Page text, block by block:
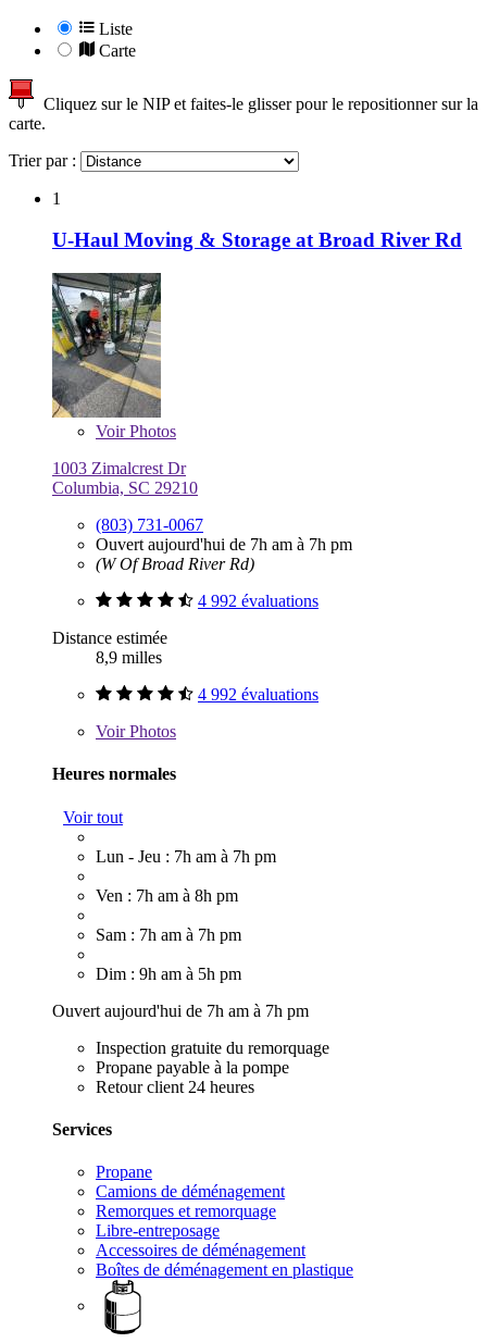
Liste
Carte
Cliquez sur le NIP et faites-le glisser pour le repositionner sur la
carte.
Trier par :
1
U-Haul Moving & Storage at Broad River Rd
VoirPhotos
1003 Zimalcrest Dr
Columbia, SC 29210
(803) 731-0067
Ouvert aujourd'hui de 7h am à 7h pm
(W Of Broad River Rd)
4 992 évaluations
Distance estimée
8,9 milles
4 992 évaluations
VoirPhotos
Heures normales
Voir tout
Lun - Jeu : 7h am à 7h pm
Ven : 7h am à 8h pm
Sam : 7h am à 7h pm
Dim : 9h am à 5h pm
Ouvert aujourd'hui de 7h am à 7h pm
Inspection gratuite du remorquage
Propane payable à la pompe
Retour client 24 heures
Services
Propane
Camions de déménagement
Remorques et remorquage
Libre-entreposage
Accessoires de déménagement
Boîtes de déménagement en plastique